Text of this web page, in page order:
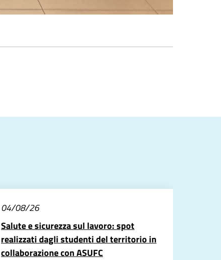
04/08/26
Salute e sicurezza sul lavoro: spot
realizzati dagli studenti del territorio in
collaborazione con ASUFC